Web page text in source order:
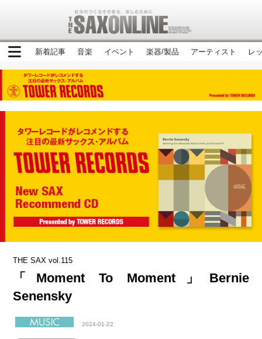
新着記事 音楽 イベント 楽器/製品 アーティスト レ
THE SAX vol.115
「Moment To Moment」Bernie
Senensky
2024-01-22